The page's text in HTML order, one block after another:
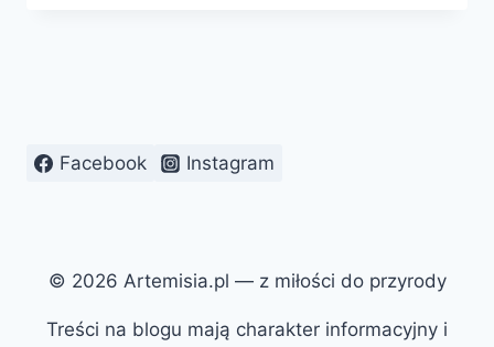
Facebook Instagram
© 2026 Artemisia.pl — z miłości do przyrody
Treści na blogu mają charakter informacyjny i